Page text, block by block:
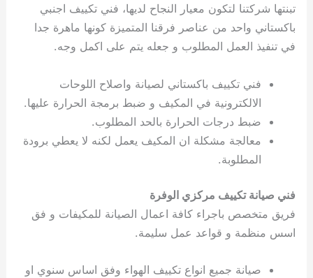
تبنتها شركتنا لتكون معيار النجاح لديها، فني تكييف اجنبي
باكستاني واحد من عناصر فرقنا المتميزة كونها ماهرة جدا
في تنفيذ العمل المطلوب و جعله يتم على اكمل وجه.
فني تكييف باكستاني لصيانة واصلاح اللوحات
الالكترونية في المكيف و ضبط برمجة الحرارة عليها.
ضبط درجات الحرارة بالحد المطلوب.
معالجة مشكلة ان المكيف يعمل لكنه لا يعطي برودة
المطلوبة.
فني صيانة تكييف مركزي الوفرة
فريق متخصص باجراء كافة اعمال الصيانة للمكيفات و فق
اسس منظمة و قواعد عمل سليمة.
صيانة جميع انواع تكييف الهواء وفق اساس سنوي او